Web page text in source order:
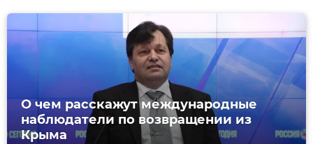
О чем расскажут международные
наблюдатели по возвращении из
Крыма